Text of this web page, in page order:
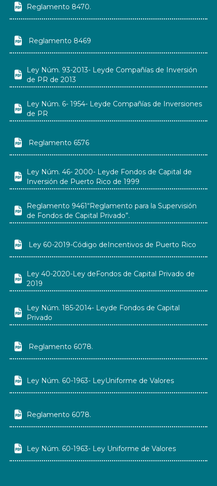
 Reglamento 8470.
 Reglamento 8469

Ley Núm. 93-2013- Leyde Compañías de Inversión
de PR de 2013

Ley Núm. 6- 1954- Leyde Compañías de Inversiones
de PR
 Reglamento 6576

Ley Núm. 46- 2000- Leyde Fondos de Capital de
Inversión de Puerto Rico de 1999

Reglamento 9461“Reglamento para la Supervisión
de Fondos de Capital Privado”.
 Ley 60-2019-Código deIncentivos de Puerto Rico

Ley 40-2020-Ley deFondos de Capital Privado de
2019

Ley Núm. 185-2014- Leyde Fondos de Capital
Privado
 Reglamento 6078.
 Ley Núm. 60-1963- LeyUniforme de Valores
 Reglamento 6078.
 Ley Núm. 60-1963- Ley Uniforme de Valores